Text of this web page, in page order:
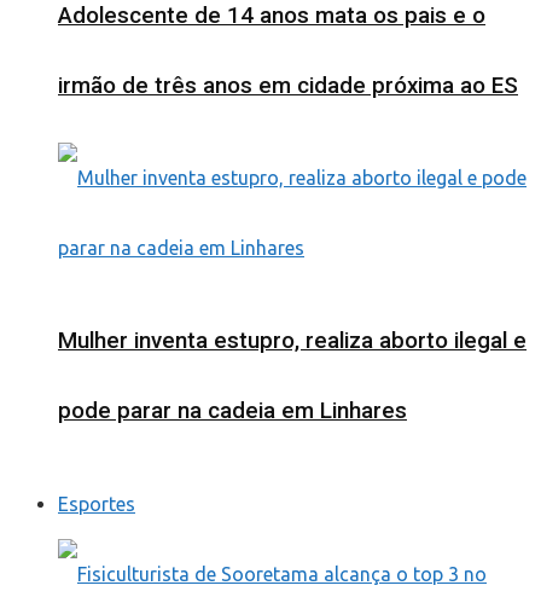
Adolescente de 14 anos mata os pais e o
irmão de três anos em cidade próxima ao ES
Mulher inventa estupro, realiza aborto ilegal e
pode parar na cadeia em Linhares
Esportes